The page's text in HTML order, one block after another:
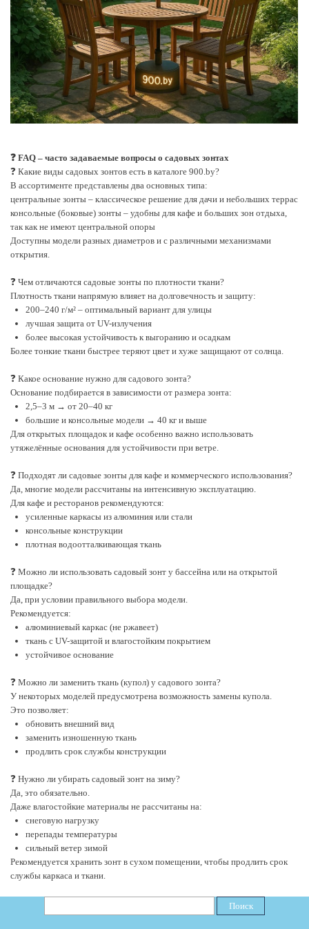
❓ FAQ – часто задаваемые вопросы о садовых зонтax
❓ Какие виды садовых зонтов есть в каталоге 900.by?
В ассортименте представлены два основных типа:
центральные зонты – классическое решение для дачи и небольших террас
консольные (боковые) зонты – удобны для кафе и больших зон отдыха,
так как не имеют центральной опоры
Доступны модели разных диаметров и с различными механизмами
открытия.
❓ Чем отличаются садовые зонты по плотности ткани?
Плотность ткани напрямую влияет на долговечность и защиту:
200–240 г/м² – оптимальный вариант для улицы
лучшая защита от UV-излучения
более высокая устойчивость к выгоранию и осадкам
Более тонкие ткани быстрее теряют цвет и хуже защищают от солнца.
❓ Какое основание нужно для садового зонта?
Основание подбирается в зависимости от размера зонта:
2,5–3 м → от 20–40 кг
большие и консольные модели → 40 кг и выше
Для открытых площадок и кафе особенно важно использовать
утяжелённые основания для устойчивости при ветре.
❓ Подходят ли садовые зонты для кафе и коммерческого использования?
Да, многие модели рассчитаны на интенсивную эксплуатацию.
Для кафе и ресторанов рекомендуются:
усиленные каркасы из алюминия или стали
консольные конструкции
плотная водоотталкивающая ткань
❓ Можно ли использовать садовый зонт у бассейна или на открытой
площадке?
Да, при условии правильного выбора модели.
Рекомендуется:
алюминиевый каркас (не ржавеет)
ткань с UV-защитой и влагостойким покрытием
устойчивое основание
❓ Можно ли заменить ткань (купол) у садового зонта?
У некоторых моделей предусмотрена возможность замены купола.
Это позволяет:
обновить внешний вид
заменить изношенную ткань
продлить срок службы конструкции
❓ Нужно ли убирать садовый зонт на зиму?
Да, это обязательно.
Даже влагостойкие материалы не рассчитаны на:
снеговую нагрузку
перепады температуры
сильный ветер зимой
Рекомендуется хранить зонт в сухом помещении, чтобы продлить срок
службы каркаса и ткани.
Поиск